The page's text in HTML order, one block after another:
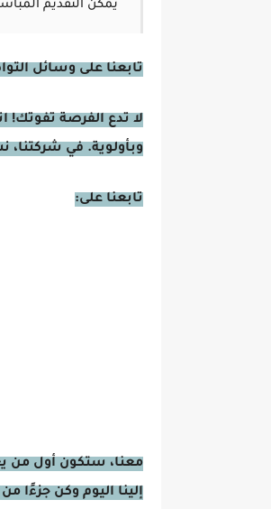
يمكن التقديم
تابعنا على وسائل
لا تدع الفرصة تفوتك!
وبأولوية. في شركتنا،
تابعنا على:
معنا، ستكون أول من
إلينا اليوم وكن جزءًا